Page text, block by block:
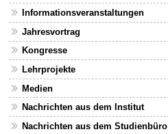
Informationsveranstaltungen
Jahresvortrag
Kongresse
Lehrprojekte
Medien
Nachrichten aus dem Institut
Nachrichten aus dem Studienbüro